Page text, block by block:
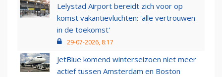
Lelystad Airport bereidt zich voor op
komst vakantievluchten: 'alle vertrouwen
in de toekomst'
29-07-2026, 8:17
JetBlue komend winterseizoen niet meer
actief tussen Amsterdam en Boston